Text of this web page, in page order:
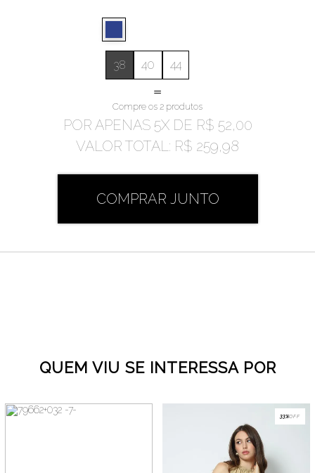
38 40 44
=
Compre os 2 produtos
POR APENAS 5X DE R$ 52,00
VALOR TOTAL: R$ 259,98
COMPRAR JUNTO
QUEM VIU SE INTERESSA POR
33%OFF